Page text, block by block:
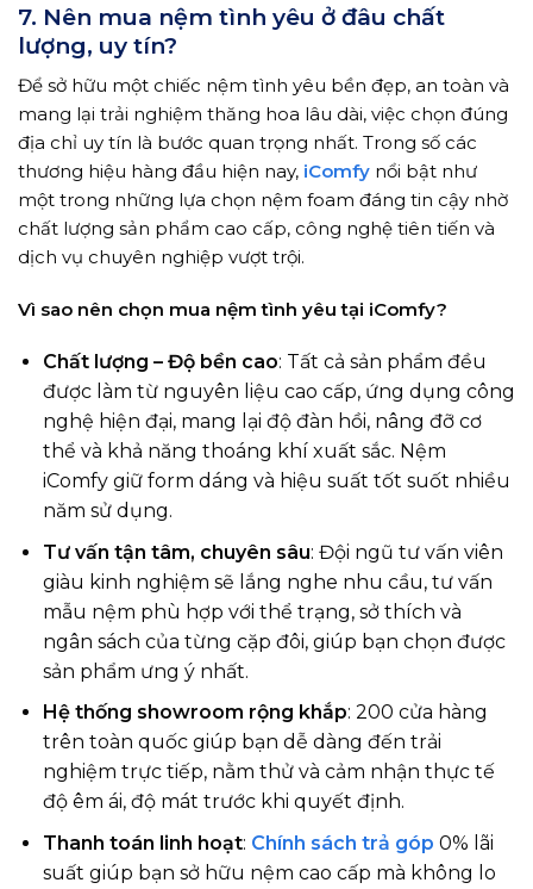
7. Nên mua nệm tình yêu ở đâu chất
lượng, uy tín?
Để sở hữu một chiếc nệm tình yêu bền đẹp, an toàn và
mang lại trải nghiệm thăng hoa lâu dài, việc chọn đúng
địa chỉ uy tín là bước quan trọng nhất. Trong số các
thương hiệu hàng đầu hiện nay, iComfy nổi bật như
một trong những lựa chọn nệm foam đáng tin cậy nhờ
chất lượng sản phẩm cao cấp, công nghệ tiên tiến và
dịch vụ chuyên nghiệp vượt trội.
Vì sao nên chọn mua nệm tình yêu tại iComfy?
Chất lượng – Độ bền cao: Tất cả sản phẩm đều
được làm từ nguyên liệu cao cấp, ứng dụng công
nghệ hiện đại, mang lại độ đàn hồi, nâng đỡ cơ
thể và khả năng thoáng khí xuất sắc. Nệm
iComfy giữ form dáng và hiệu suất tốt suốt nhiều
năm sử dụng.
Tư vấn tận tâm, chuyên sâu: Đội ngũ tư vấn viên
giàu kinh nghiệm sẽ lắng nghe nhu cầu, tư vấn
mẫu nệm phù hợp với thể trạng, sở thích và
ngân sách của từng cặp đôi, giúp bạn chọn được
sản phẩm ưng ý nhất.
Hệ thống showroom rộng khắp: 200 cửa hàng
trên toàn quốc giúp bạn dễ dàng đến trải
nghiệm trực tiếp, nằm thử và cảm nhận thực tế
độ êm ái, độ mát trước khi quyết định.
Thanh toán linh hoạt: Chính sách trả góp 0% lãi
suất giúp bạn sở hữu nệm cao cấp mà không lo